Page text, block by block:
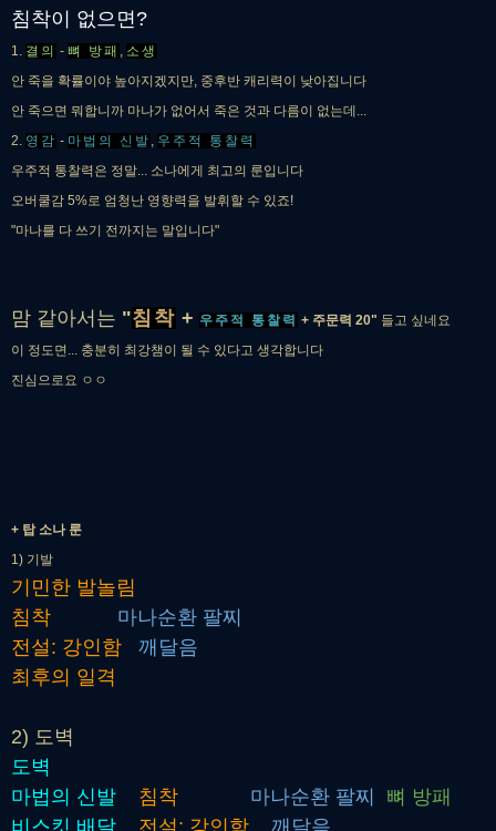
침착이 없으면?
1. 결의 - 뼈 방패 , 소생
안 죽을 확률이야 높아지겠지만, 중후반 캐리력이 낮아집니다
안 죽으면 뭐합니까 마나가 없어서 죽은 것과 다름이 없는데...
2. 영감 - 마법의 신발 , 우주적 통찰력
우주적 통찰력은 정말... 소나에게 최고의 룬입니다
오버쿨감 5%로 엄청난 영향력을 발휘할 수 있죠!
"마나를 다 쓰기 전까지는 말입니다"
맘 같아서는 "침착 + 우주적 통찰력 + 주문력 20" 들고 싶네요
이 정도면... 충분히 최강챔이 될 수 있다고 생각합니다
진심으로요 ㅇㅇ
+ 탑 소나 룬
1) 기발
기민한 발놀림
침착
마나순환 팔찌
전설: 강인함
깨달음
최후의 일격
2) 도벽
도벽
마법의 신발
침착 마나순환 팔찌
뼈 방패
비스킷 배달
전설: 강인함 깨달음